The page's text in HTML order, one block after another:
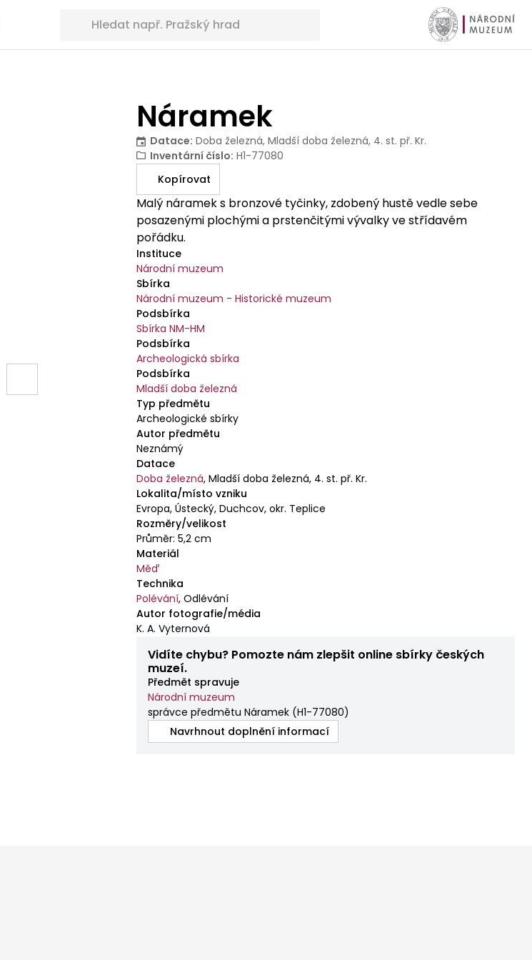
Náramek
Datace: Doba železná, Mladší doba železná, 4. st. př. Kr.
Inventární číslo: H1-77080
Kopírovat
Malý náramek s bronzové tyčinky, zdobený hustě vedle sebe
posazenými plochými a prstenčitými vývalky ve střídavém
pořádku.
Instituce
Národní muzeum
Sbírka
Národní muzeum - Historické muzeum
Podsbírka
Sbírka NM-HM
Podsbírka
Archeologická sbírka
Podsbírka
Mladší doba železná
Typ předmětu
Archeologické sbírky
Autor předmětu
Neznámý
Datace
Doba železná,Mladší doba železná, 4. st. př. Kr.
Lokalita/místo vzniku
Evropa, Ústecký, Duchcov, okr. Teplice
Rozměry/velikost
Průměr: 5,2 cm
Materiál
Měď
Technika
Polévání,Odlévání
Autor fotografie/média
K. A. Vyternová
Vidíte chybu? Pomozte nám zlepšit online sbírky českých
muzeí.
Předmět spravuje
Národní muzeum
správce předmětu Náramek (H1-77080)
Navrhnout doplnění informací